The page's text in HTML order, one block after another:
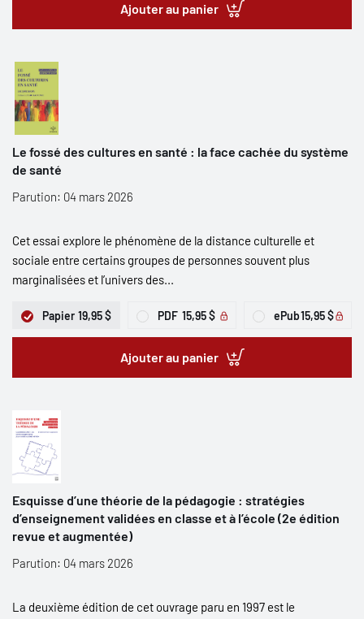
Ajouter au panier
Le fossé des cultures en santé : la face cachée du système
de santé
Parution: 04 mars 2026
Cet essai explore le phénomène de la distance culturelle et
sociale entre certains groupes de personnes souvent plus
marginalisées et l’univers des...
Papier 19,95 $ PDF 15,95 $ ePub15,95 $
Ajouter au panier
Esquisse d’une théorie de la pédagogie : stratégies
d’enseignement validées en classe et à l’école (2e édition
revue et augmentée)
Parution: 04 mars 2026
La deuxième édition de cet ouvrage paru en 1997 est le